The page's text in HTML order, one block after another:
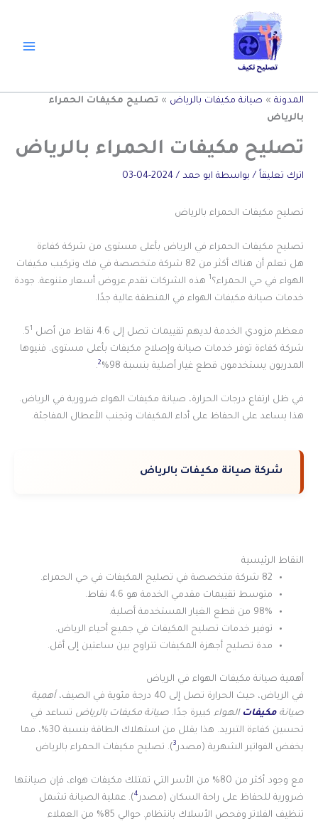
المدونة » صيانة مكيفات بالرياض » تصليح مكيفات الحمراء
بالرياض
تصليح مكيفات الحمراء بالرياض
اترك تعليقاً / بواسطة ابو حمد /
2024-04-03
تصليح مكيفات الحمراء بالرياض
تصليح مكيفات الحمراء في الرياض بأعلى مستوى من شركة كفاءة
هل تعلم أن هناك أكثر من 82 شركة متخصصة في فك وتركيب مكيفات
الهواء في حي الحمراء؟1 هذه الشركات تقدم عروض أسعار متنوعة. جودة
خدمات صيانة مكيفات الهواء في المنطقة عالية جدًا.
معظم مزودي الخدمة لديهم تقييمات تصل إلى 4.6 نقاط من أصل 5 1
.
شركة كفاءة توفر خدمات صيانة وإصلاح مكيفات بأعلى مستوى. فنيوها
المدربون يستخدمون قطع غيار أصلية بنسبة 98%
2
.
في ظل ارتفاع درجات الحرارة، صيانة مكيفات الهواء ضرورية في الرياض.
هذا يساعد على الحفاظ على أداء المكيفات وتجنب الأعطال المفاجئة.
شركة صيانة مكيفات بالرياض
النقاط الرئيسية
82 شركة متخصصة في تصليح المكيفات في حي الحمراء.
متوسط تقييمات مقدمي الخدمة هو 4.6 نقاط.
98% من قطع الغيار المستخدمة أصلية.
توفير خدمات تصليح المكيفات في جميع أحياء الرياض.
مدة تصليح أجهزة المكيفات تتراوح بين ساعتين إلى أقل.
أهمية صيانة مكيفات الهواء في الرياض
في الرياض، حيث الحرارة تصل إلى 40 درجة مئوية في الصيف،
أهمية
صيانة مكيفات الهواء كبيرة جدًا. صيانة مكيفات بالرياض تساعد في
تحسين كفاءة التبريد. هذا يقلل من استهلاك الطاقة بنسبة 30%، مما
يخفض الفواتير الشهرية (مصدر 3). تصليح مكيفات الحمراء بالرياض
مع وجود أكثر من 80% من الأسر التي تمتلك مكيفات هواء، فإن صيانتها
ضرورية للحفاظ على راحة السكان (مصدر4). عملية الصيانة تشمل
تنظيف الفلاتر وفحص الأسلاك بانتظام. حوالي 85% من العملاء